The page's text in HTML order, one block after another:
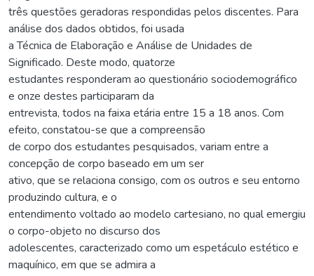
três questões geradoras respondidas pelos discentes. Para
análise dos dados obtidos, foi usada
a Técnica de Elaboração e Análise de Unidades de
Significado. Deste modo, quatorze
estudantes responderam ao questionário sociodemográfico
e onze destes participaram da
entrevista, todos na faixa etária entre 15 a 18 anos. Com
efeito, constatou-se que a compreensão
de corpo dos estudantes pesquisados, variam entre a
concepção de corpo baseado em um ser
ativo, que se relaciona consigo, com os outros e seu entorno
produzindo cultura, e o
entendimento voltado ao modelo cartesiano, no qual emergiu
o corpo-objeto no discurso dos
adolescentes, caracterizado como um espetáculo estético e
maquínico, em que se admira a